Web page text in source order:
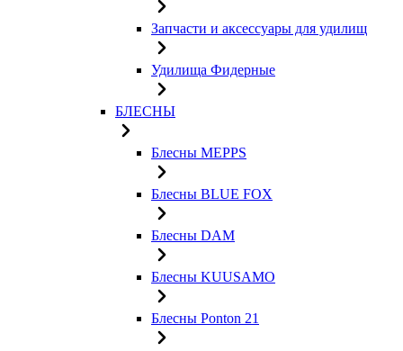
Запчасти и аксессуары для удилищ
Удилища Фидерные
БЛЕСНЫ
Блесны MEPPS
Блесны BLUE FOX
Блесны DAM
Блесны KUUSAMO
Блесны Ponton 21